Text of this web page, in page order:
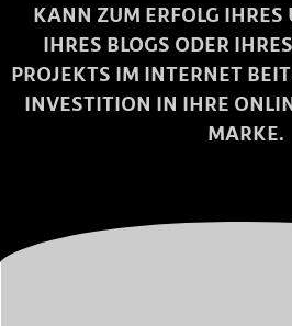
KANN ZUM ERFOLG
IHRES BLOGS ODER
PROJEKTS IM INTERNET
INVESTITION IN IHRE
MARKE.